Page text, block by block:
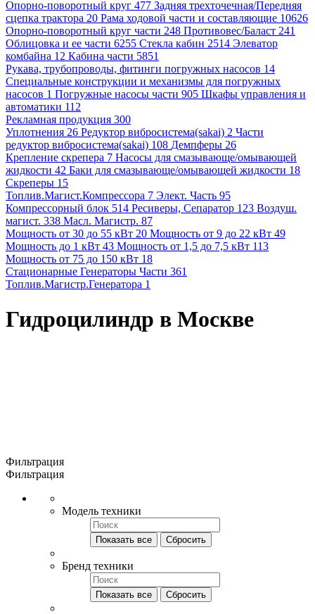
Опорно-поворотный круг 477 Задняя трехточечная/Передняя
сцепка трактора 20 Рама ходовой части и составляющие 10626
Опорно-поворотный круг части 248 Противовес/Баласт 241
Облицовка и ее части 6255 Стекла кабин 2514 Элеватор
комбайна 12 Кабина части 5851
Рукава, трубопроводы, фитинги погружных насосов 14
Специальные конструкции и механизмы для погружных
насосов 1 Погружные насосы части 905 Шкафы управления и
автоматики 112
Рекламная продукция 300
Уплотнения 26 Редуктор вибросистема(sakai) 2 Части
редуктор вибросистема(sakai) 108 Демпферы 26
Крепление скрепера 7 Насосы для смазывающе/омывающей
жидкости 42 Баки для смазывающе/омывающей жидкости 18
Скреперы 15
Топлив.Магист.Компрессора 7 Элект. Часть 95
Компрессорный блок 514 Ресиверы, Сепаратор 123 Воздуш.
магист. 338 Масл. Магистр. 87
Мощность от 30 до 55 кВт 20 Мощность от 9 до 22 кВт 49
Мощность до 1 кВт 43 Мощность от 1,5 до 7,5 кВт 113
Мощность от 75 до 150 кВт 18
Стационарные Генераторы Части 361
Топлив.Магистр.Генератора 1
Гидроцилиндр в Москве
Фильтрация
Фильтрация
Модель техники
Показать все Сбросить
Бренд техники
Показать все Сбросить